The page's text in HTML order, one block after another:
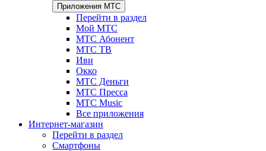
Приложения МТС
Перейти в раздел
Мой МТС
МТС Абонент
МТС ТВ
Иви
Окко
МТС Деньги
МТС Пресса
МТС Music
Все приложения
Интернет-магазин
Перейти в раздел
Смартфоны